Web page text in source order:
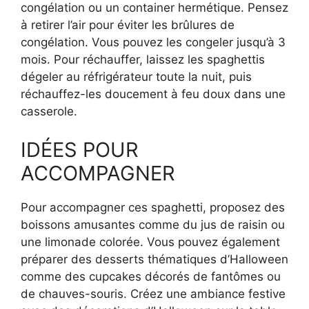
congélation ou un container hermétique. Pensez
à retirer l’air pour éviter les brûlures de
congélation. Vous pouvez les congeler jusqu’à 3
mois. Pour réchauffer, laissez les spaghettis
dégeler au réfrigérateur toute la nuit, puis
réchauffez-les doucement à feu doux dans une
casserole.
IDÉES POUR
ACCOMPAGNER
Pour accompagner ces spaghetti, proposez des
boissons amusantes comme du jus de raisin ou
une limonade colorée. Vous pouvez également
préparer des desserts thématiques d’Halloween
comme des cupcakes décorés de fantômes ou
de chauves-souris. Créez une ambiance festive